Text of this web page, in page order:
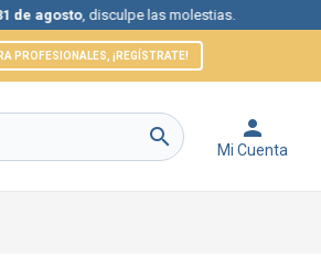
las molestias. 📞 Atención al
PROFESIONALES, ¡REGÍSTRATE!
 
Mi Cuenta